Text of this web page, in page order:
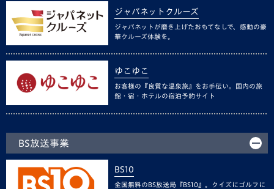
ジャパネットクルーズ
ジャパネットが磨き上げたおもてなしで、感動の豪
華クルーズ体験を。
ゆこゆこ
お客様の『良質な温泉旅』をお手伝い。国内の旅
館・宿・ホテルの宿泊予約サイト
BS放送事業
BS10
全国無料のBS放送局『BS10』。クイズにゴルフに